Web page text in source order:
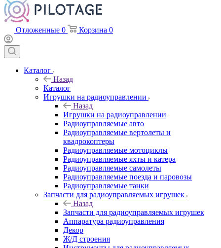
Отложенные 0 Корзина 0
Каталог
Назад
Каталог
Игрушки на радиоуправлении
Назад
Игрушки на радиоуправлении
Радиоуправляемые авто
Радиоуправляемые вертолеты и
квадрокоптеры
Радиоуправляемые мотоциклы
Радиоуправляемые яхты и катера
Радиоуправляемые самолеты
Радиоуправляемые поезда и паровозы
Радиоуправляемые танки
Запчасти для радиоуправляемых игрушек
Назад
Запчасти для радиоуправляемых игрушек
Аппаратура радиоуправления
Декор
Ж/Д строения